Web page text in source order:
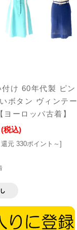
付け 60年代製 ピン
ボタン ヴィンテー
ーロッパ古着】
(税込)
元 330ポイント～]